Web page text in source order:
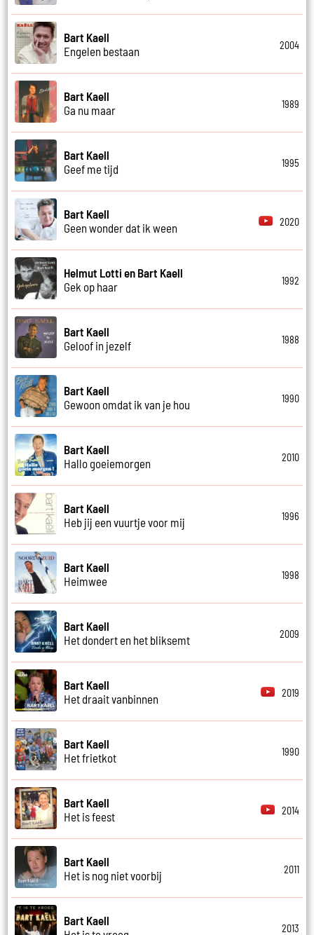
Bart Kaell
Engelen bestaan
2004
Bart Kaell
Ga nu maar
1989
Bart Kaell
Geef me tijd
1995
Bart Kaell
Geen wonder dat ik ween
2020
Helmut Lotti en Bart Kaell
Gek op haar
1992
Bart Kaell
Geloof in jezelf
1988
Bart Kaell
Gewoon omdat ik van je hou
1990
Bart Kaell
Hallo goeiemorgen
2010
Bart Kaell
Heb jij een vuurtje voor mij
1996
Bart Kaell
Heimwee
1998
Bart Kaell
Het dondert en het bliksemt
2009
Bart Kaell
Het draait vanbinnen
2019
Bart Kaell
Het frietkot
1990
Bart Kaell
Het is feest
2014
Bart Kaell
Het is nog niet voorbij
2011
Bart Kaell
2013